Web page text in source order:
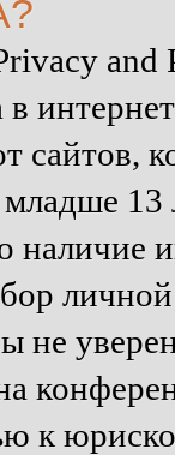
в
сайтов,
13
наличие
не
к